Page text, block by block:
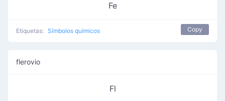
Fe
Etiquetas: Símbolos químicos Copy
flerovio
Fl